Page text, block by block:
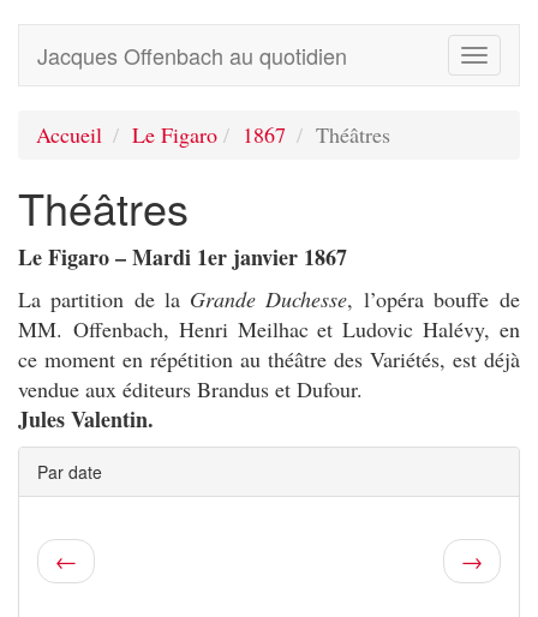
Toggle
Jacques Offenbach au quotidien
Accueil Le Figaro 1867 Théâtres
Théâtres
Le Figaro – Mardi 1er janvier 1867
La partition de la Grande Duchesse, l’opéra bouffe de
MM. Offenbach, Henri Meilhac et Ludovic Halévy, en
ce moment en répétition au théâtre des Variétés, est déjà
vendue aux éditeurs Brandus et Dufour.
Jules Valentin.
Par date
← →